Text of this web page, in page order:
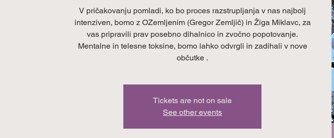
V pričakovanju pomladi, ko bo proces razstrupljanja v nas najbolj
intenziven, bomo z OZemljenim (Gregor Zemljič) in Žiga Miklavc, za
vas pripravili prav posebno dihalnico in zvočno popotovanje.
Mentalne in telesne toksine, bomo lahko odvrgli in zadihali v nove
občutke .
Tickets are not on sale
See other events